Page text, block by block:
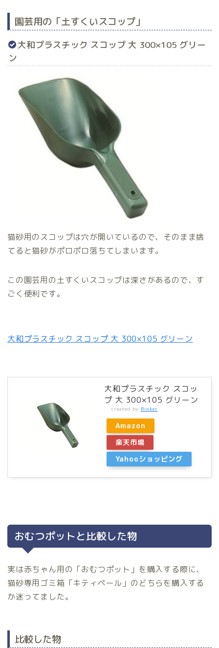
園芸用の「土すくいスコップ」
大和プラスチック スコップ 大 300×105 グリー
ン
猫砂用のスコップは穴が開いているので、そのまま捨
てると猫砂がポロポロ落ちてしまいます。
この園芸用の土すくいスコップは深さがあるので、す
ごく便利です。
大和プラスチック スコップ 大 300×105 グリーン
大和プラスチック スコッ
プ 大 300×105 グリーン
created by Rinker
Amazon
楽天市場
Yahooショッピング
おむつポットと比較した物
実は赤ちゃん用の「おむつポット」を購入する際に、
猫砂専用ゴミ箱「キティペール」のどちらを購入する
か迷ってました。
比較した物